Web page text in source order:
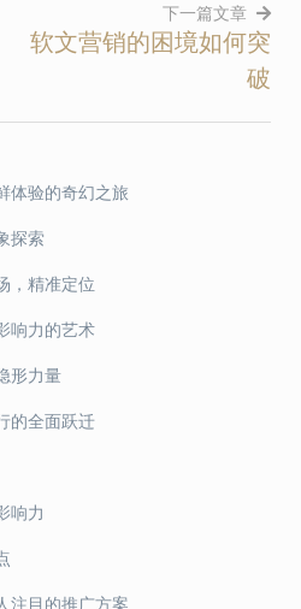
下一篇文章
软文营销的困境如何突
破
体验的奇幻之旅
探索
，精准定位
响力的艺术
形力量
的全面跃迁
响力
注目的推广方案